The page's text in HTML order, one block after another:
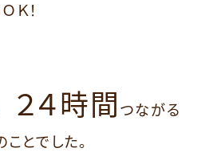
Ｋ！
２４時間つながる
とでした。